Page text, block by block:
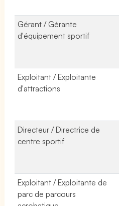
Gérant / Gérante
d'équipement sportif
Exploitant / Exploitante
d'attractions
Directeur / Directrice de
centre sportif
Exploitant / Exploitante de
parc de parcours